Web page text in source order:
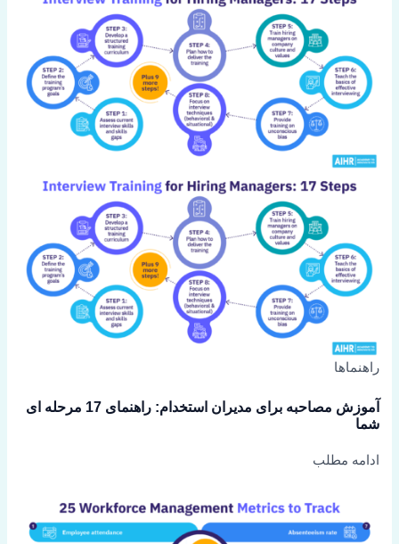
راهنماها
آموزش مصاحبه برای مدیران استخدام: راهنمای 17 مرحله ای
شما
ادامه مطلب